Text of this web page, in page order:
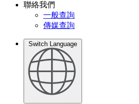
聯絡我們
一般查詢
傳媒查詢
Switch Language